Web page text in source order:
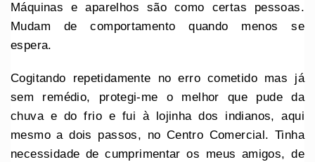
Máquinas e aparelhos são como certas pessoas.
Mudam de comportamento quando menos se
espera.
Cogitando repetidamente no erro cometido mas já
sem remédio, protegi-me o melhor que pude da
chuva e do frio e fui à lojinha dos indianos, aqui
mesmo a dois passos, no Centro Comercial. Tinha
necessidade de cumprimentar os meus amigos, de